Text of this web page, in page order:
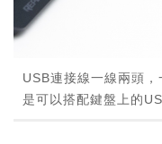
USB連接線一線兩頭
是可以搭配鍵盤上的